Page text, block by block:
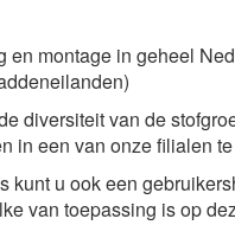
en montage in geheel
diversiteit van de
in een van onze filialen
kunt u ook een
van toepassing is op